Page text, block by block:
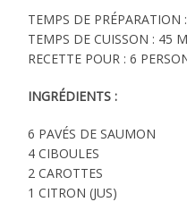
TEMPS DE PRÉPARATION
TEMPS DE CUISSON : 45
RECETTE POUR : 6
INGRÉDIENTS :
6 PAVÉS DE SAUMON
4 CIBOULES
2 CAROTTES
1 CITRON (JUS)